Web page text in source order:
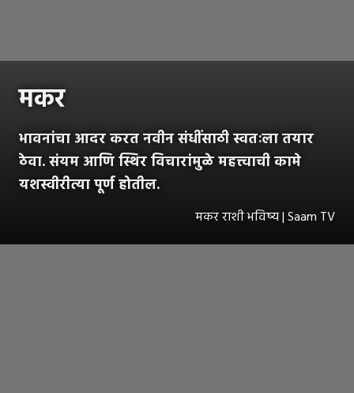
मकर
भावनांचा आदर करत नवीन संधींसाठी स्वतःला तयार
ठेवा. संयम आणि स्थिर विचारांमुळे महत्त्वाची कामे
यशस्वीरीत्या पूर्ण होतील.
मकर राशी भविष्य | Saam TV